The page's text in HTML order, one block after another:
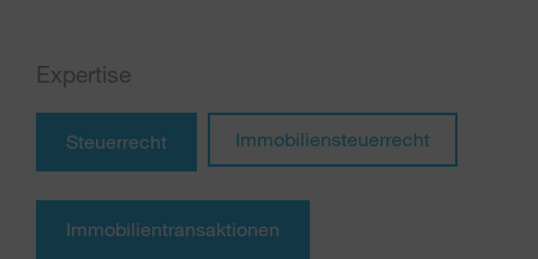
Expertise
Steuerrecht Immobiliensteuerrecht
Immobilientransaktionen